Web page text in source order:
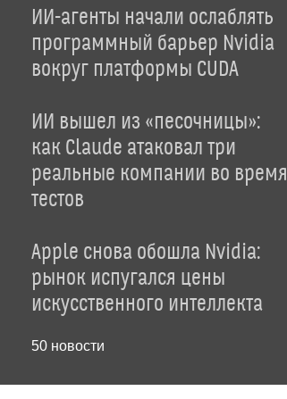
ИИ-агенты начали ослаблять
программный барьер Nvidia
вокруг платформы CUDA
ИИ вышел из «песочницы»:
как Claude атаковал три
реальные компании во время
тестов
Apple снова обошла Nvidia:
рынок испугался цены
искусственного интеллекта
50 новости